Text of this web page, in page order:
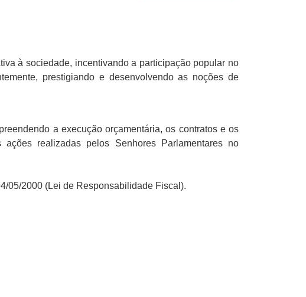
à sociedade, incentivando a participação popular no
prestigiando e desenvolvendo as noções de
a execução orçamentária, os contratos e os
realizadas pelos Senhores Parlamentares no
05/2000 (Lei de Responsabilidade Fiscal).